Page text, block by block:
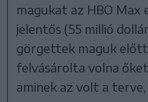
magukat az HBO Max
jelentős (55 millió
görgettek maguk
felvásárolta volna
aminek az volt a